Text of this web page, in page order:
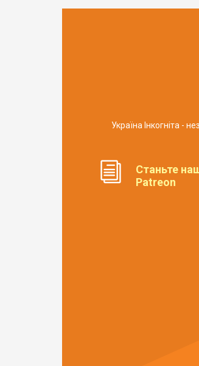
Україна Інкогніта -
Станьте
Patreon